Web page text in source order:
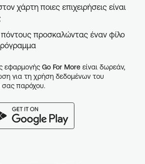
χάρτη ποιες επιχειρήσεις είναι
πόντους προσκαλώντας έναν φίλο
εφαρμογής Go For More είναι δωρεάν,
για τη χρήση δεδομένων του
σας παρόχου.